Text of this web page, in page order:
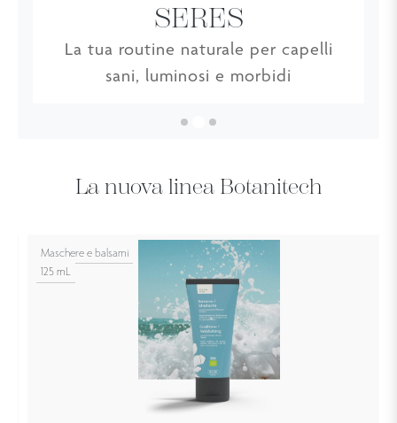
Cosmesi Naturale
Made in Italy da oltre 60 anni
SERES
La tua routine naturale per capelli
sani, luminosi e morbidi
Sostenibilità
Pack riciclati e ingredienti naturali
La nuova linea Botanitech
Maschere e balsami
125 mL